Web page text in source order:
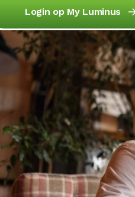
Login op My Luminus